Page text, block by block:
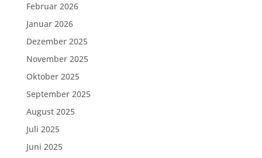
Februar 2026
Januar 2026
Dezember 2025
November 2025
Oktober 2025
September 2025
August 2025
Juli 2025
Juni 2025